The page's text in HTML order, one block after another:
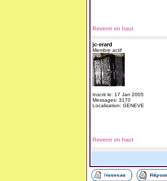
Revenir en haut
jc-erard
Membre actif
Inscrit le: 17 Jan 2005
Messages: 3170
Localisation: GENEVE
Revenir en haut